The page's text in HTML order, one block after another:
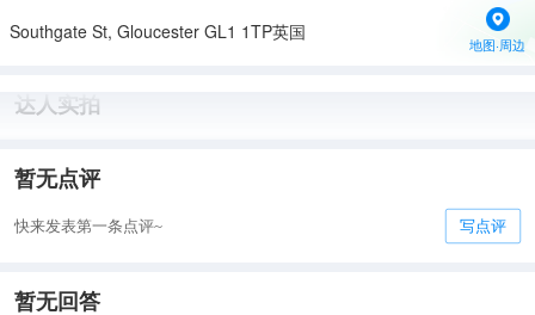
Southgate St, Gloucester GL1 1TP英国
地图·周边
达人实拍
暂无点评
快来发表第一条点评~ 写点评
暂无回答